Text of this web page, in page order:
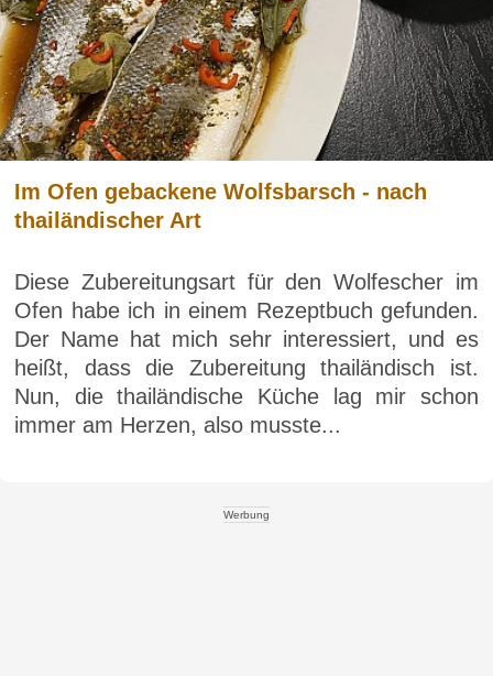
Im Ofen gebackene Wolfsbarsch - nach
thailändischer Art
Diese Zubereitungsart für den Wolfescher im
Ofen habe ich in einem Rezeptbuch gefunden.
Der Name hat mich sehr interessiert, und es
heißt, dass die Zubereitung thailändisch ist.
Nun, die thailändische Küche lag mir schon
immer am Herzen, also musste...
Werbung